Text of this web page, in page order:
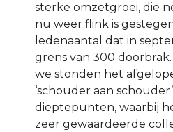
sterke omzetgroei, die
nu weer flink is
ledenaantal dat in
grens van 300
we stonden het
‘schouder aan
dieptepunten, waarbij
zeer gewaardeerde